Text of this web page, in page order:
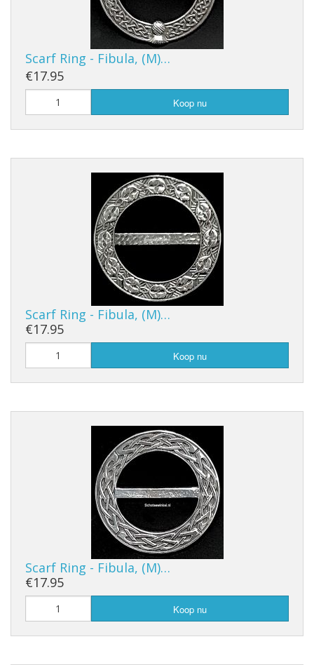
Scarf Ring - Fibula, (M)…
€17.95
Koop nu
Scarf Ring - Fibula, (M)…
€17.95
Koop nu
Scarf Ring - Fibula, (M)…
€17.95
Koop nu